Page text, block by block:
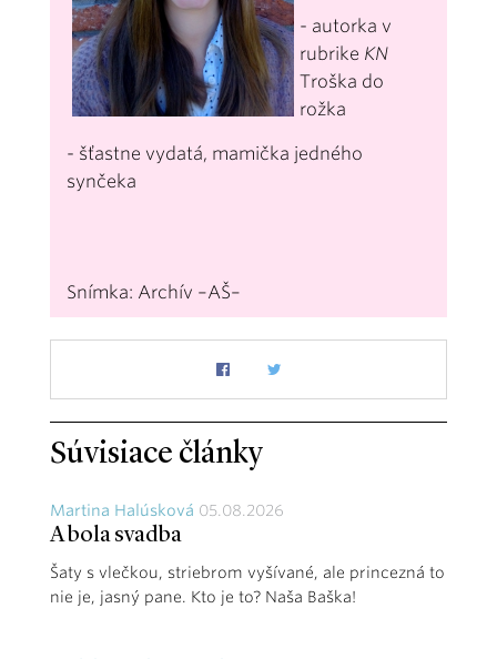
- autorka v
rubrike KN
Troška do
rožka
- šťastne vydatá, mamička jedného
synčeka
Snímka: Archív –AŠ–
Súvisiace články
Martina Halúsková 05.08.2026
A bola svadba
Šaty s vlečkou, striebrom vyšívané, ale princezná to
nie je, jasný pane. Kto je to? Naša Baška!